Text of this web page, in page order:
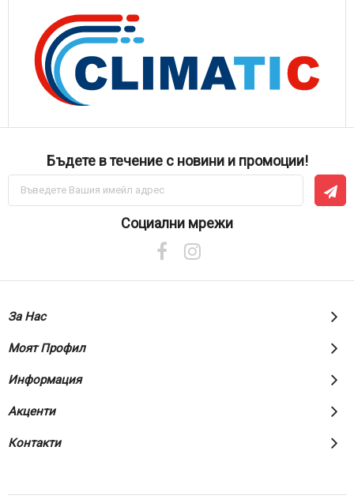
Бъдете в течение с новини и промоции!
Абонирай
за
Социални мрежи
За Нас
Моят Профил
Информация
Акценти
Контакти